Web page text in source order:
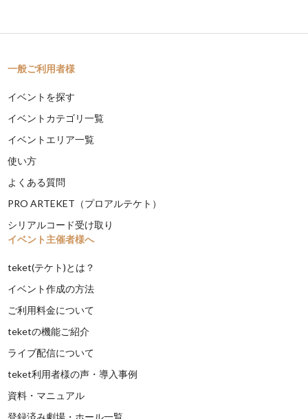
一般ご利用者様
イベントを探す
イベントカテゴリ一覧
イベントエリア一覧
使い方
よくある質問
PRO ARTEKET（プロアルテケト）
シリアルコード受け取り
イベント主催者様へ
teket(テケト)とは？
イベント作成の方法
ご利用料金について
teketの機能ご紹介
ライブ配信について
teket利用者様の声・導入事例
資料・マニュアル
登録済み劇場・ホール一覧